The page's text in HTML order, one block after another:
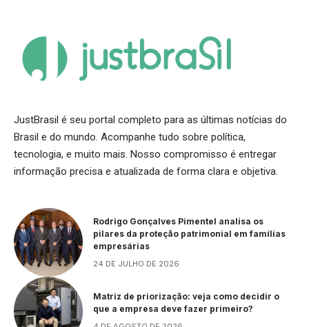
JustBrasil é seu portal completo para as últimas notícias do
Brasil e do mundo. Acompanhe tudo sobre política,
tecnologia, e muito mais. Nosso compromisso é entregar
informação precisa e atualizada de forma clara e objetiva.
Rodrigo Gonçalves Pimentel analisa os
pilares da proteção patrimonial em famílias
empresárias
24 DE JULHO DE 2026
Matriz de priorização: veja como decidir o
que a empresa deve fazer primeiro?